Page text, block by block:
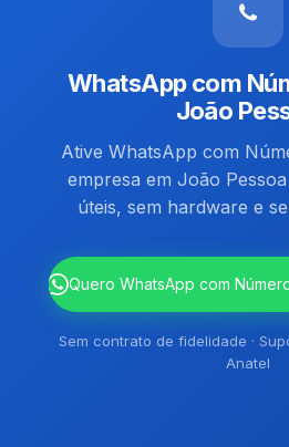
WhatsApp com
João
Ative WhatsApp com
empresa em João
úteis, sem hardware e
Quero WhatsApp com
Sem contrato de fidelidade ·
Anatel